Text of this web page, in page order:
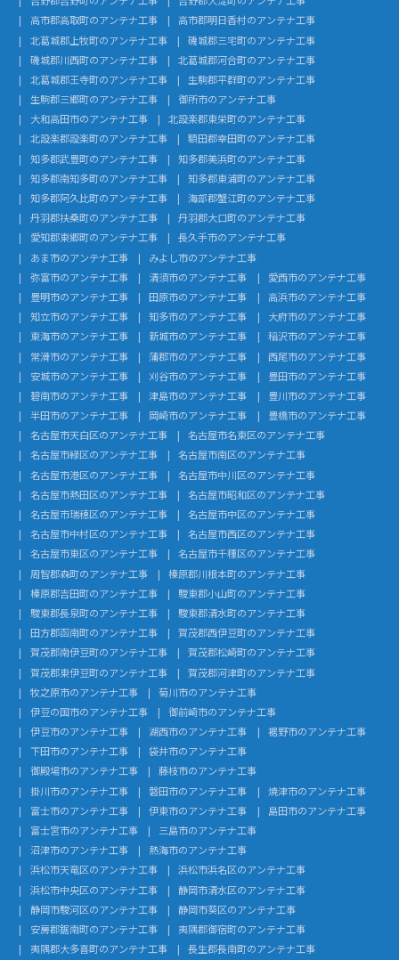
高市郡高取町のアンテナ工事
高市郡明日香村のアンテナ工事
北葛城郡上牧町のアンテナ工事
磯城郡三宅町のアンテナ工事
磯城郡川西町のアンテナ工事
北葛城郡河合町のアンテナ工事
北葛城郡王寺町のアンテナ工事
生駒郡平群町のアンテナ工事
生駒郡三郷町のアンテナ工事
御所市のアンテナ工事
大和高田市のアンテナ工事
北設楽郡東栄町のアンテナ工事
北設楽郡設楽町のアンテナ工事
額田郡幸田町のアンテナ工事
知多郡武豊町のアンテナ工事
知多郡美浜町のアンテナ工事
知多郡南知多町のアンテナ工事
知多郡東浦町のアンテナ工事
知多郡阿久比町のアンテナ工事
海部郡蟹江町のアンテナ工事
丹羽郡扶桑町のアンテナ工事
丹羽郡大口町のアンテナ工事
愛知郡東郷町のアンテナ工事
長久手市のアンテナ工事
あま市のアンテナ工事
みよし市のアンテナ工事
弥富市のアンテナ工事
清須市のアンテナ工事
愛西市のアンテナ工事
豊明市のアンテナ工事
田原市のアンテナ工事
高浜市のアンテナ工事
知立市のアンテナ工事
知多市のアンテナ工事
大府市のアンテナ工事
東海市のアンテナ工事
新城市のアンテナ工事
稲沢市のアンテナ工事
常滑市のアンテナ工事
蒲郡市のアンテナ工事
西尾市のアンテナ工事
安城市のアンテナ工事
刈谷市のアンテナ工事
豊田市のアンテナ工事
碧南市のアンテナ工事
津島市のアンテナ工事
豊川市のアンテナ工事
半田市のアンテナ工事
岡崎市のアンテナ工事
豊橋市のアンテナ工事
名古屋市天白区のアンテナ工事
名古屋市名東区のアンテナ工事
名古屋市緑区のアンテナ工事
名古屋市南区のアンテナ工事
名古屋市港区のアンテナ工事
名古屋市中川区のアンテナ工事
名古屋市熱田区のアンテナ工事
名古屋市昭和区のアンテナ工事
名古屋市瑞穂区のアンテナ工事
名古屋市中区のアンテナ工事
名古屋市中村区のアンテナ工事
名古屋市西区のアンテナ工事
名古屋市東区のアンテナ工事
名古屋市千種区のアンテナ工事
周智郡森町のアンテナ工事
榛原郡川根本町のアンテナ工事
榛原郡吉田町のアンテナ工事
駿東郡小山町のアンテナ工事
駿東郡長泉町のアンテナ工事
駿東郡清水町のアンテナ工事
田方郡函南町のアンテナ工事
賀茂郡西伊豆町のアンテナ工事
賀茂郡南伊豆町のアンテナ工事
賀茂郡松崎町のアンテナ工事
賀茂郡東伊豆町のアンテナ工事
賀茂郡河津町のアンテナ工事
牧之原市のアンテナ工事
菊川市のアンテナ工事
伊豆の国市のアンテナ工事
御前崎市のアンテナ工事
伊豆市のアンテナ工事
湖西市のアンテナ工事
裾野市のアンテナ工事
下田市のアンテナ工事
袋井市のアンテナ工事
御殿場市のアンテナ工事
藤枝市のアンテナ工事
掛川市のアンテナ工事
磐田市のアンテナ工事
焼津市のアンテナ工事
富士市のアンテナ工事
伊東市のアンテナ工事
島田市のアンテナ工事
富士宮市のアンテナ工事
三島市のアンテナ工事
沼津市のアンテナ工事
熱海市のアンテナ工事
浜松市天竜区のアンテナ工事
浜松市浜名区のアンテナ工事
浜松市中央区のアンテナ工事
静岡市清水区のアンテナ工事
静岡市駿河区のアンテナ工事
静岡市葵区のアンテナ工事
安房郡鋸南町のアンテナ工事
夷隅郡御宿町のアンテナ工事
夷隅郡大多喜町のアンテナ工事
長生郡長南町のアンテナ工事